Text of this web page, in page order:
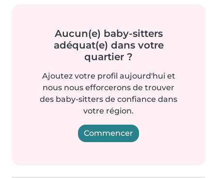
Aucun(e) baby-sitters
adéquat(e) dans votre
quartier ?
Ajoutez votre profil aujourd'hui et
nous nous efforcerons de trouver
des baby-sitters de confiance dans
votre région.
Commencer